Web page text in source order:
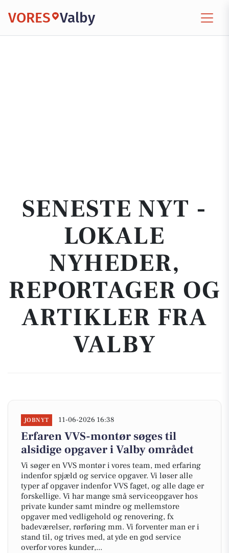
VORES Valby
SENESTE NYT -
LOKALE
NYHEDER,
REPORTAGER OG
ARTIKLER FRA
VALBY
JOBNYT 11-06-2026 16:38
Erfaren VVS-montør søges til
alsidige opgaver i Valby området
Vi søger en VVS montør i vores team, med erfaring
indenfor spjæld og service opgaver. Vi løser alle
typer af opgaver indenfor VVS faget, og alle dage er
forskellige. Vi har mange små serviceopgaver hos
private kunder samt mindre og mellemstore
opgaver med vedligehold og renovering, fx
badeværelser, rørføring mm. Vi forventer man er i
stand til, og trives med, at yde en god service
overfor vores kunder,...